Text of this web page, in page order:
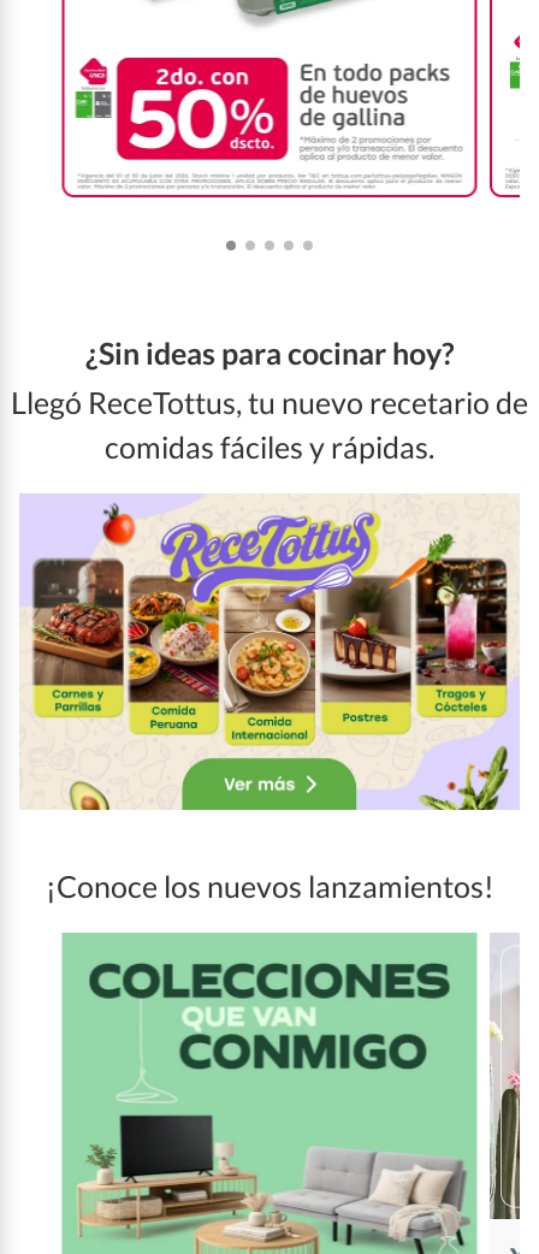
¿Sin ideas para cocinar hoy?
Llegó ReceTottus, tu nuevo recetario de
comidas fáciles y rápidas.
¡Conoce los nuevos lanzamientos!